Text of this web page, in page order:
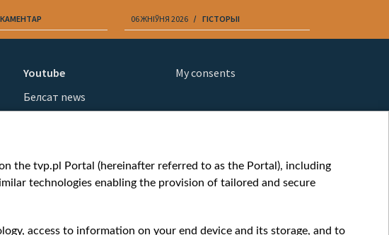
КАМЕНТАР 06 ЖНІЎНЯ 2026 ГІСТОРЫІ
Youtube
Белсат news
Белсат Shorts
Belsat English
Biełsat PL
Белсат History
My consents
the tvp.pl Portal (hereinafter referred to as the Portal), including
technologies enabling the provision of tailored and secure
access to information on your end device and its storage, and to